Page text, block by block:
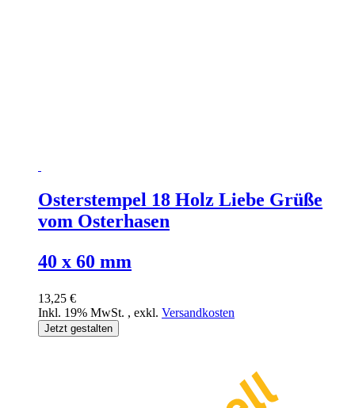
Osterstempel 18 Holz Liebe Grüße
vom Osterhasen
40 x 60 mm
13,25 €
Inkl. 19% MwSt. , exkl. Versandkosten
Jetzt gestalten